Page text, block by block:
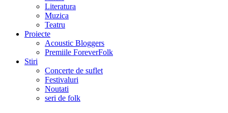
Literatura
Muzica
Teatru
Proiecte
Acoustic Bloggers
Premiile ForeverFolk
Stiri
Concerte de suflet
Festivaluri
Noutati
seri de folk